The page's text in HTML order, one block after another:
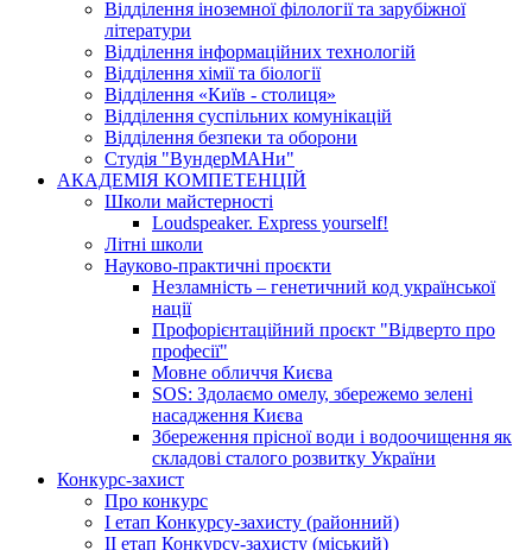
Відділення іноземної філології та зарубіжної
літератури
Відділення інформаційних технологій
Відділення хімії та біології
Відділення «Київ - столиця»
Відділення суспільних комунікацій
Відділення безпеки та оборони
Студія "ВундерМАНи"
АКАДЕМІЯ КОМПЕТЕНЦІЙ
Школи майстерності
Loudspeaker. Express yourself!
Літні школи
Науково-практичні проєкти
Незламність – генетичний код української
нації
Профорієнтаційний проєкт "Відверто про
професії"
Мовне обличчя Києва
SOS: Здолаємо омелу, збережемо зелені
насадження Києва
Збереження прісної води і водоочищення як
складові сталого розвитку України
Конкурс-захист
Про конкурс
І етап Конкурсу-захисту (районний)
ІІ етап Конкурсу-захисту (міський)